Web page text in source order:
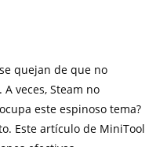
quejan de que no
veces, Steam no
este espinoso tema?
Este artículo de MiniTool